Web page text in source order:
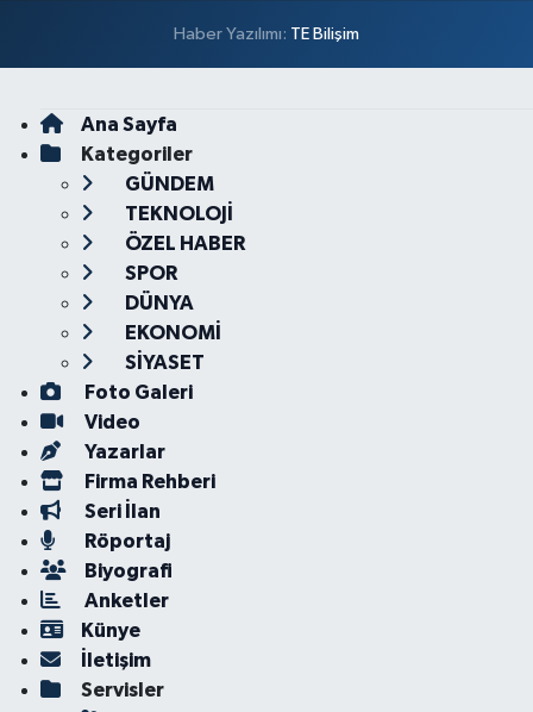
Haber Yazılımı: TE Bilişim
Ana Sayfa
Kategoriler
GÜNDEM
TEKNOLOJİ
ÖZEL HABER
SPOR
DÜNYA
EKONOMİ
SİYASET
Foto Galeri
Video
Yazarlar
Firma Rehberi
Seri İlan
Röportaj
Biyografi
Anketler
Künye
İletişim
Servisler